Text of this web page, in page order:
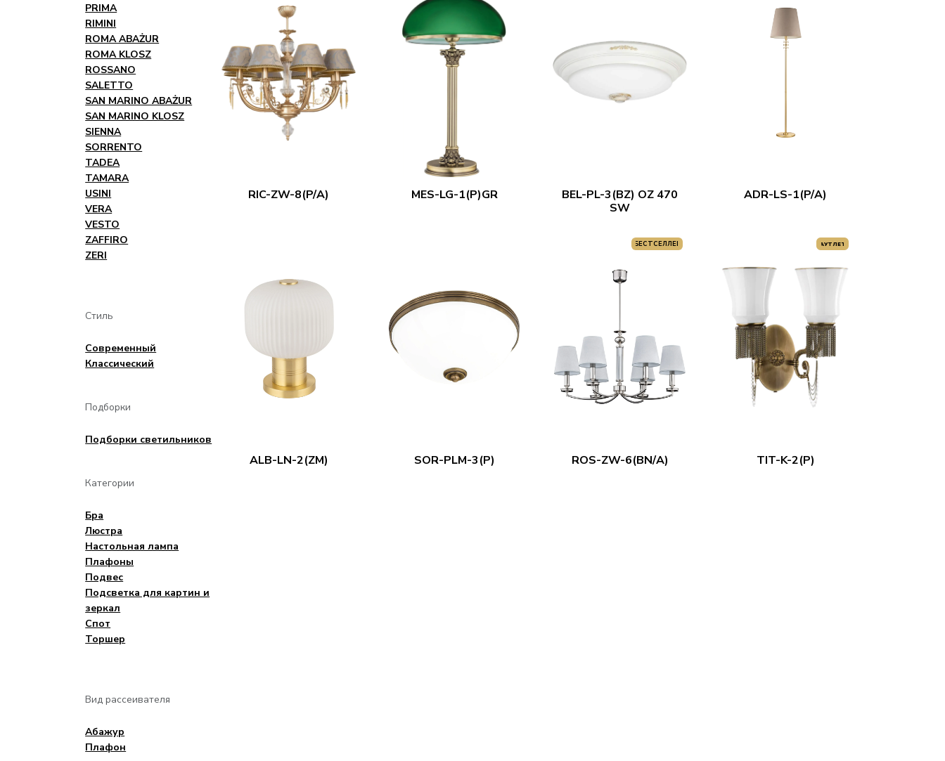
PRIMA
RIMINI
ROMA ABAŻUR
ROMA KLOSZ
ROSSANO
SALETTO
SAN MARINO ABAŻUR
SAN MARINO KLOSZ
SIENNA
SORRENTO
TADEA
TAMARA
USINI
VERA
VESTO
ZAFFIRO
ZERI
Стиль
Современный
Классический
Подборки
Подборки светильников
Категории
Бра
Люстра
Настольная лампа
Плафоны
Подвес
Подсветка для картин и
зеркал
Спот
Торшер
Вид рассеивателя
Aбажур
Плафон
RIC-ZW-8(P/A) MES-LG-1(P)GR
BEL-PL-3(BZ) OZ 470
SW
ADR-LS-1(P/A)
ALB-LN-2(ZM) SOR-PLM-3(P)
БЕСТСЕЛЛЕР
ROS-ZW-6(BN/A)
АУТЛЕТ
TIT-K-2(P)